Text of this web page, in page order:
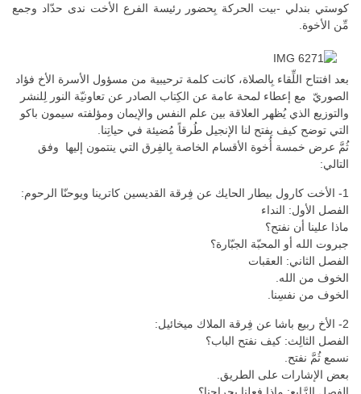
كوستي بندلي -بيت الحركة بِحضور رئيسة الفرع الأخت ندى حدّاد وجمع
مِّن الأخوة.
بعد افتتاح اللِّقاء بِالصلاة، كانت كلمة ترحيبية من مسؤول الأسرة الأخ فؤاد
الصوريّ مع إعطاء لمحة عامة عن الكِتاب الصادر عن تعاونيّة النور لِلنشر
والتوزيع الذي يُظهر العلاقة بين علم النفس والإيمان ومؤلفته سيمون باكو
التي توضح كيف يفتح لنا الإنجيل طُرقاً مُضيئة في حياتِنا.
ثُمَّ عرض خمسة أُخوة الأقسام الخاصة بِالفِرق التي ينتمون إليها وفق
التالي:
1- الأخت كارول بيطار الحايك عن فِرقة القديسين كاترينا ويوحنّا الرحوم:
الفصل الأول: النداء
ماذا علينا أن نفتح؟
جبروت الله أو المحبّة الجبّارة؟
الفصل الثاني: العقبات
الخوف من الله.
الخوف من نفسِنا.
2- الأخ ربيع باشا عن فِرقة الملاك ميخائيل:
الفصل الثالِث: كيف نفتح الباب؟
نسمع ثُمَّ نفتح.
بعض الإشارات على الطريق.
الفصل الرَّابِع: ماذا فعلنا بِجراحنا؟